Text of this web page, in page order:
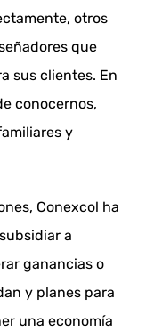
otros
que
sus clientes. En
conocernos,
y
Conexcol ha
a
ganancias o
y planes para
una economía